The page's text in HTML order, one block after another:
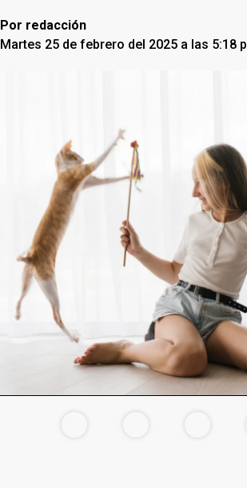
Por redacción
Martes 25 de febrero del 2025 a las 5:18